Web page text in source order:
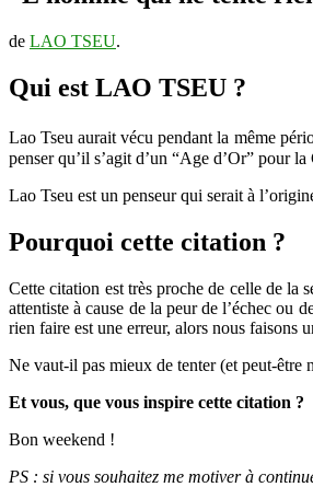
de LAO TSEU.
Qui est LAO TSEU ?
Lao Tseu aurait vécu pendant la même
penser qu’il s’agit d’un “Age d’Or” pour
Lao Tseu est un penseur qui serait à
Pourquoi cette citation ?
Cette citation est très proche de celle de la
attentiste à cause de la peur de l’échec ou
rien faire est une erreur, alors nous faisons
Ne vaut-il pas mieux de tenter (et peut-être
Et vous, que vous inspire cette citation ?
Bon weekend !
PS : si vous souhaitez me motiver à